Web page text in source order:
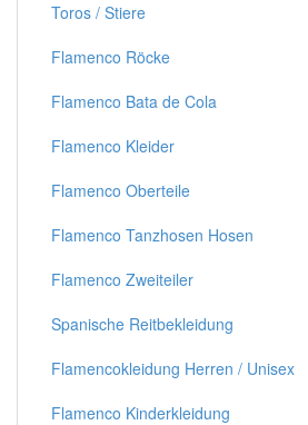
Toros / Stiere
Flamenco Röcke
Flamenco Bata de Cola
Flamenco Kleider
Flamenco Oberteile
Flamenco Tanzhosen Hosen
Flamenco Zweiteiler
Spanische Reitbekleidung
Flamencokleidung Herren / Unisex
Flamenco Kinderkleidung